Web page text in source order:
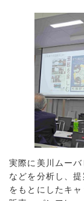
実際に美川ムー
などを分析し、
をもとにしたキ